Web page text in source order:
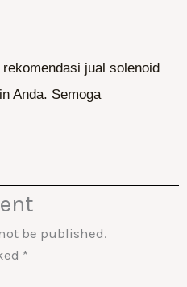
jual solenoid
Anda. Semoga
be published.
*